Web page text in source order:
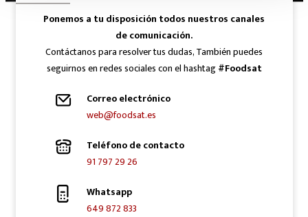
Ponemos a tu disposición todos nuestros canales
de comunicación.
Contáctanos para resolver tus dudas, También puedes
seguirnos en redes sociales con el hashtag#Foodsat
Correo electrónico
web@foodsat.es
Teléfono de contacto
91 797 29 26
Whatsapp
649 872 833